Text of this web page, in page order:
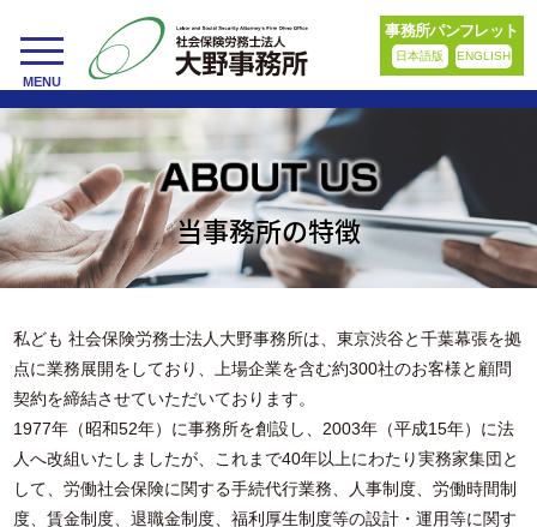
toggle
navigation
MENU
事務所パンフレット
日本語版 ENGLISH
当事務所の特徴
私ども 社会保険労務士法人大野事務所は、東京渋谷と千葉幕張を拠
点に業務展開をしており、上場企業を含む約300社のお客様と顧問
契約を締結させていただいております。
1977年（昭和52年）に事務所を創設し、2003年（平成15年）に法
人へ改組いたしましたが、これまで40年以上にわたり実務家集団と
して、労働社会保険に関する手続代行業務、人事制度、労働時間制
度、賃金制度、退職金制度、福利厚生制度等の設計・運用等に関す